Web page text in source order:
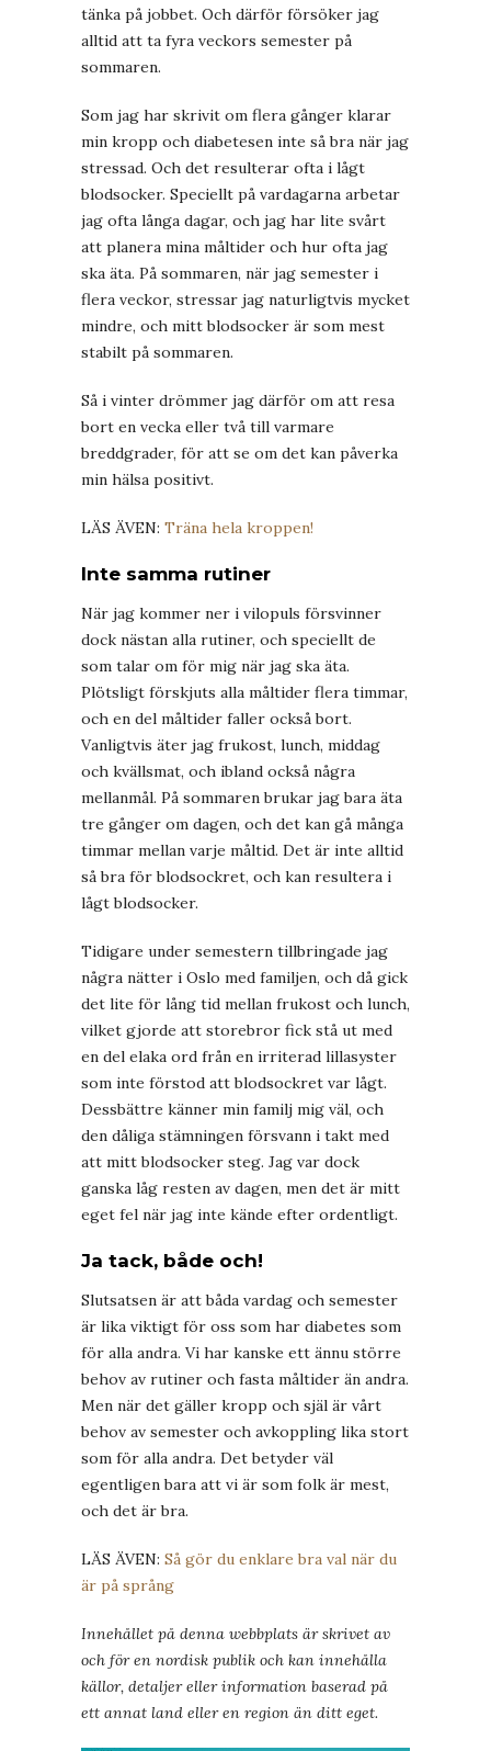
tänka på jobbet. Och därför försöker jag
alltid att ta fyra veckors semester på
sommaren.
Som jag har skrivit om flera gånger klarar
min kropp och diabetesen inte så bra när jag
stressad. Och det resulterar ofta i lågt
blodsocker. Speciellt på vardagarna arbetar
jag ofta långa dagar, och jag har lite svårt
att planera mina måltider och hur ofta jag
ska äta. På sommaren, när jag semester i
flera veckor, stressar jag naturligtvis mycket
mindre, och mitt blodsocker är som mest
stabilt på sommaren.
Så i vinter drömmer jag därför om att resa
bort en vecka eller två till varmare
breddgrader, för att se om det kan påverka
min hälsa positivt.
LÄS ÄVEN: Träna hela kroppen!
Inte samma rutiner
När jag kommer ner i vilopuls försvinner
dock nästan alla rutiner, och speciellt de
som talar om för mig när jag ska äta.
Plötsligt förskjuts alla måltider flera timmar,
och en del måltider faller också bort.
Vanligtvis äter jag frukost, lunch, middag
och kvällsmat, och ibland också några
mellanmål. På sommaren brukar jag bara äta
tre gånger om dagen, och det kan gå många
timmar mellan varje måltid. Det är inte alltid
så bra för blodsockret, och kan resultera i
lågt blodsocker.
Tidigare under semestern tillbringade jag
några nätter i Oslo med familjen, och då gick
det lite för lång tid mellan frukost och lunch,
vilket gjorde att storebror fick stå ut med
en del elaka ord från en irriterad lillasyster
som inte förstod att blodsockret var lågt.
Dessbättre känner min familj mig väl, och
den dåliga stämningen försvann i takt med
att mitt blodsocker steg. Jag var dock
ganska låg resten av dagen, men det är mitt
eget fel när jag inte kände efter ordentligt.
Ja tack, både och!
Slutsatsen är att båda vardag och semester
är lika viktigt för oss som har diabetes som
för alla andra. Vi har kanske ett ännu större
behov av rutiner och fasta måltider än andra.
Men när det gäller kropp och själ är vårt
behov av semester och avkoppling lika stort
som för alla andra. Det betyder väl
egentligen bara att vi är som folk är mest,
och det är bra.
LÄS ÄVEN: Så gör du enklare bra val när du
är på språng
Innehållet på denna webbplats är skrivet av
och för en nordisk publik och kan innehålla
källor, detaljer eller information baserad på
ett annat land eller en region än ditt eget.